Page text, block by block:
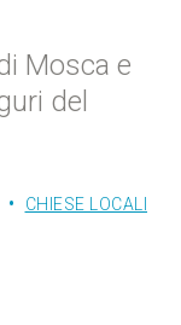
Mosca e
del
CHIESE LOCALI